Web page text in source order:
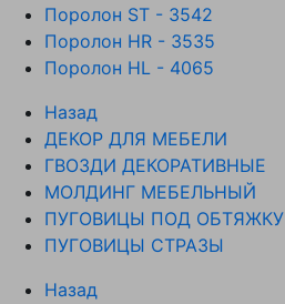
Поролон ST - 3542
Поролон HR - 3535
Поролон HL - 4065
Назад
ДЕКОР ДЛЯ МЕБЕЛИ
ГВОЗДИ ДЕКОРАТИВНЫЕ
МОЛДИНГ МЕБЕЛЬНЫЙ
ПУГОВИЦЫ ПОД ОБТЯЖКУ
ПУГОВИЦЫ СТРАЗЫ
Назад